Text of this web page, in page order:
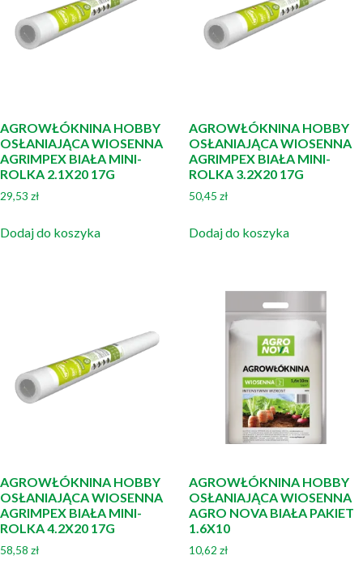
AGROWŁÓKNINA HOBBY
OSŁANIAJĄCA WIOSENNA
AGRIMPEX BIAŁA MINI-
ROLKA 2.1X20 17G
29,53 zł
Dodaj do koszyka
AGROWŁÓKNINA HOBBY
OSŁANIAJĄCA WIOSENNA
AGRIMPEX BIAŁA MINI-
ROLKA 3.2X20 17G
50,45 zł
Dodaj do koszyka
AGROWŁÓKNINA HOBBY
OSŁANIAJĄCA WIOSENNA
AGRIMPEX BIAŁA MINI-
ROLKA 4.2X20 17G
58,58 zł
AGROWŁÓKNINA HOBBY
OSŁANIAJĄCA WIOSENNA
AGRO NOVA BIAŁA PAKIET
1.6X10
10,62 zł